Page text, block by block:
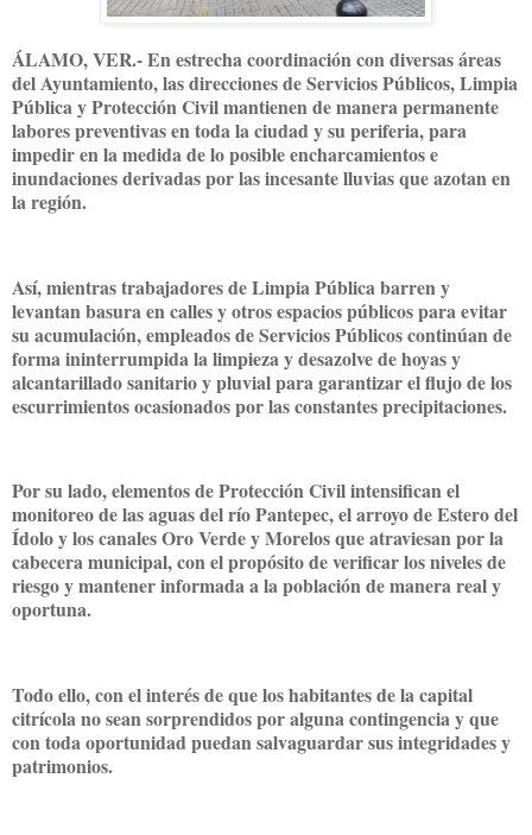
ÁLAMO, VER.- En estrecha coordinación con diversas áreas
del Ayuntamiento, las direcciones de Servicios Públicos, Limpia
Pública y Protección Civil mantienen de manera permanente
labores preventivas en toda la ciudad y su periferia, para
impedir en la medida de lo posible encharcamientos e
inundaciones derivadas por las incesante lluvias que azotan en
la región.
Así, mientras trabajadores de Limpia Pública barren y
levantan basura en calles y otros espacios públicos para evitar
su acumulación, empleados de Servicios Públicos continúan de
forma ininterrumpida la limpieza y desazolve de hoyas y
alcantarillado sanitario y pluvial para garantizar el flujo de los
escurrimientos ocasionados por las constantes precipitaciones.
Por su lado, elementos de Protección Civil intensifican el
monitoreo de las aguas del río Pantepec, el arroyo de Estero del
Ídolo y los canales Oro Verde y Morelos que atraviesan por la
cabecera municipal, con el propósito de verificar los niveles de
riesgo y mantener informada a la población de manera real y
oportuna.
Todo ello, con el interés de que los habitantes de la capital
citrícola no sean sorprendidos por alguna contingencia y que
con toda oportunidad puedan salvaguardar sus integridades y
patrimonios.